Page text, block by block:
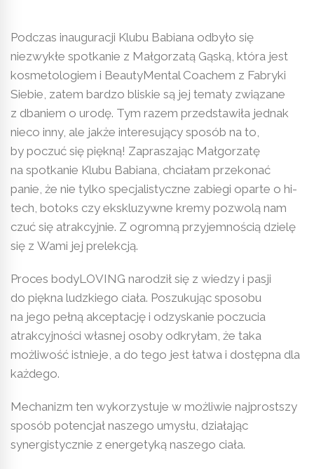
Podczas inauguracji Klubu Babiana odbyło się
niezwykłe spotkanie z Małgorzatą Gąską, która jest
kosmetologiem i BeautyMental Coachem z Fabryki
Siebie, zatem bardzo bliskie są jej tematy związane
z dbaniem o urodę. Tym razem przedstawiła jednak
nieco inny, ale jakże interesujący sposób na to,
by poczuć się piękną! Zapraszając Małgorzatę
na spotkanie Klubu Babiana, chciałam przekonać
panie, że nie tylko specjalistyczne zabiegi oparte o hi-
tech, botoks czy ekskluzywne kremy pozwolą nam
czuć się atrakcyjnie. Z ogromną przyjemnością dzielę
się z Wami jej prelekcją.
Proces bodyLOVING narodził się z wiedzy i pasji
do piękna ludzkiego ciała. Poszukując sposobu
na jego pełną akceptację i odzyskanie poczucia
atrakcyjności własnej osoby odkryłam, że taka
możliwość istnieje, a do tego jest łatwa i dostępna dla
każdego.
Mechanizm ten wykorzystuje w możliwie najprostszy
sposób potencjał naszego umysłu, działając
synergistycznie z energetyką naszego ciała.